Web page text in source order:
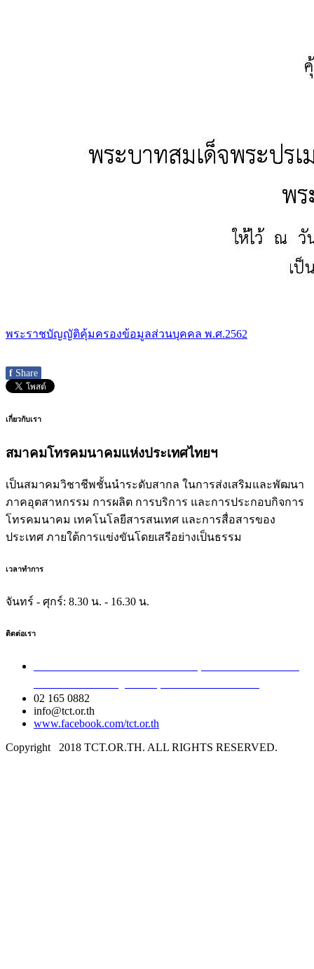
พระราชบัญญัติคุ้มครองข้อมูลส่วนบุคคล พ.ศ.2562
f Share
เกี่ยวกับเรา
สมาคมโทรคมนาคมแห่งประเทศไทยฯ
เป็นสมาคมวิชาชีพชั้นนำระดับสากล ในการส่งเสริมและพัฒนา
ภาคอุตสาหกรรม การผลิต การบริการ และการประกอบกิจการ
โทรคมนาคม เทคโนโลยีสารสนเทศ และการสื่อสารของ
ประเทศ ภายใต้การแข่งขันโดยเสรีอย่างเป็นธรรม
เวลาทำการ
จันทร์ - ศุกร์: 8.30 น. - 16.30 น.
ติดต่อเรา
02 165 0882
info@tct.or.th
www.facebook.com/tct.or.th
Copyright
2018 TCT.OR.TH. ALL RIGHTS RESERVED.